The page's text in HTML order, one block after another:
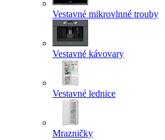
Vestavné mikrovlnné trouby
Vestavné kávovary
Vestavné lednice
Mrazničky